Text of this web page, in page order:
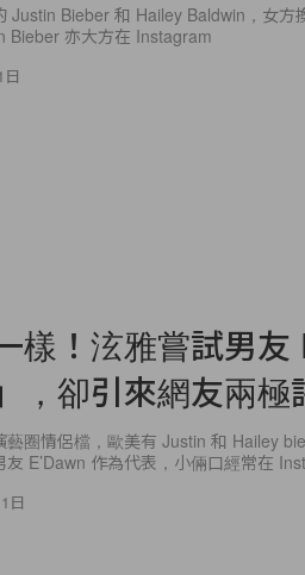
Justin Bieber 和 Hailey Baldwin，女方
Bieber 亦大方在 Instagram
樣！泫雅嘗試男友
，卻引來網友兩極
藝圈情侶檔，歐美有 Justin 和 Hailey
E’Dawn 作為代表，小倆口經常在
日